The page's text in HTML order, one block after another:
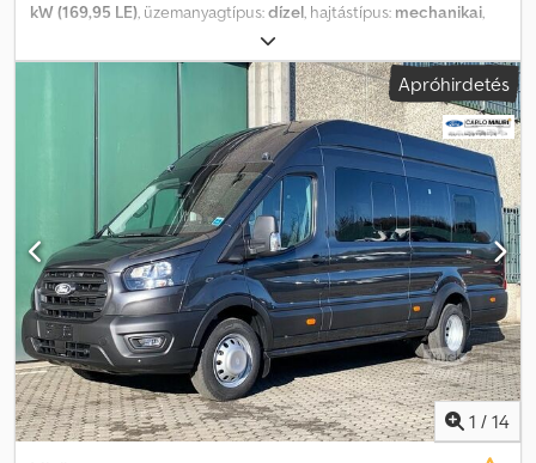
kW (169,95 LE), üzemanyagtípus:dízel, hajtástípus: mechanikai,
06/2021
szín:fehér, ülések száma:19, Felszereltség:ABS, koromszűrő,
légkondicionálás, navigációs rendszer, Vásároljon online.
Finanszírozza digitálisan. Országosan házhoz szállítjuk. ----Most
csevegjen a WhatsApp-on: Gyorsan és egyszerűen lépjen
kapcsolatba értékesítési tanácsadónkkal. Belső azonosító szám:
[3508]---- Az Ön előnyei nálunk: * digitális tanácsadás telefonon
vagy WhatsApp-on keresztül * finanszírozási lehetőségek akár
előleg nélkül * járművének felvásárlása, legyen az régi vagy új
Opcionálisan rendelhető: * 12–60 hónapos használt autó garancia
(az EU-ban érvényes) * Új műszaki vizsga * Új TÜV és
környezetvédelmi engedély * Országos házhoz szállítás---- Nyári
ajánlat: Kérésre és csak 999,- eurós felár ellenében növelhetjük a
vontatási terhelést akár 3500 kg-ra (a járműtől és a gyártótól
függően). Dcedpfozqi Dwox Al Isk Jármű jellemzői: 19% ÁFA
felszámításra kerül Német jármű Rendszeresen karbantartva
Azonnal használatba vehető Euro 6 norma Első tulajdonostól Maxi
Apróhirdetés
1 / 14